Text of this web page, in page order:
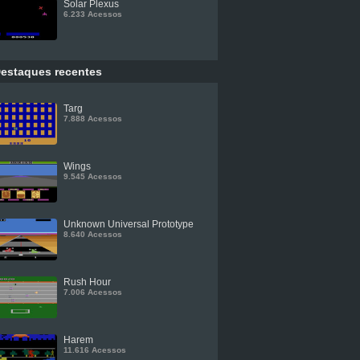
Solar Plexus
6.233 Acessos
recentes
Targ
7.888 Acessos
Wings
9.545 Acessos
Unknown Universal Prototype
8.640 Acessos
Rush Hour
7.006 Acessos
Harem
11.616 Acessos